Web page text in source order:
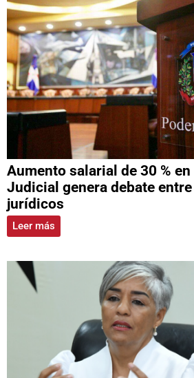
Aumento salarial de 30 %
Judicial genera debate
jurídicos
Leer más